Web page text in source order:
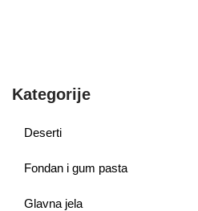
Kategorije
Deserti
Fondan i gum pasta
Glavna jela